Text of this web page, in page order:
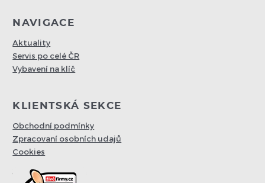
NAVIGACE
Aktuality
Servis po celé ČR
Vybavení na klíč
KLIENTSKÁ SEKCE
Obchodní podmínky
Zpracovaní osobních udajů
Cookies